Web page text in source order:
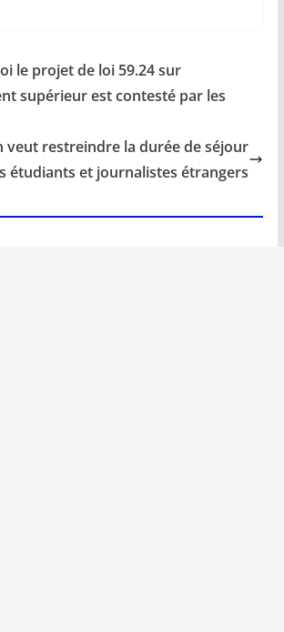
s
A
p
e
dI
y
Li
k
g
er
le projet de loi 59.24 sur
supérieur est contesté par les
veut restreindre la durée de séjour
étudiants et journalistes étrangers